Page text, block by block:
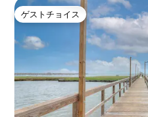
ゲストチョイス
ゲストチョイス